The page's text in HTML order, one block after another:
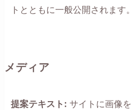
トとともに一般公開されます。
メディア
提案テキスト:サイトに画像